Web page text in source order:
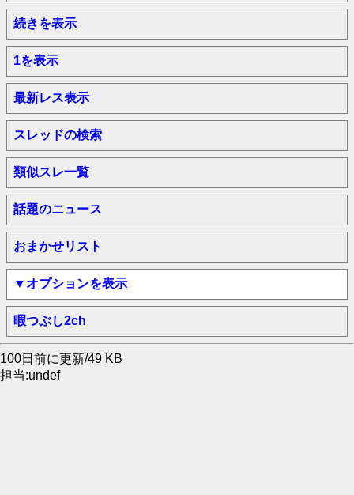
続きを表示
1を表示
最新レス表示
スレッドの検索
類似スレ一覧
話題のニュース
おまかせリスト
▼オプションを表示
暇つぶし2ch
100日前に更新/49 KB
担当:undef